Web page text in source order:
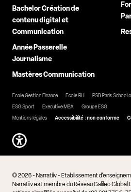
Bachelor Création de
contenu digital et
Communication
Année Passerelle
Journalisme
Mastères Communication
Ecole Gestion Finance Ecole RH PSB Paris School
ESG Sport
Executive MBA
Groupe ESG
Mentions légales
Accessibilité : non conforme
© 2026 - Narratiiv - Etablissement
Narratiiv est membre du Réseau Galileo Global